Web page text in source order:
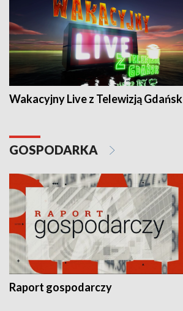
Wakacyjny Live z Telewizją Gdańsk
GOSPODARKA
Raport gospodarczy